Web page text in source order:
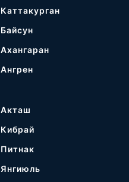
Каттакурган
Байсун
Ахангаран
Ангрен
Акташ
Кибрай
Питнак
Янгиюль